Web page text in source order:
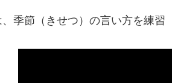
季節（きせつ）の言い方を練習